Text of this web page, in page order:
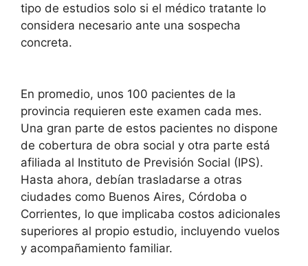
tipo de estudios solo si el médico tratante lo
considera necesario ante una sospecha
concreta.
En promedio, unos 100 pacientes de la
provincia requieren este examen cada mes.
Una gran parte de estos pacientes no dispone
de cobertura de obra social y otra parte está
afiliada al Instituto de Previsión Social (IPS).
Hasta ahora, debían trasladarse a otras
ciudades como Buenos Aires, Córdoba o
Corrientes, lo que implicaba costos adicionales
superiores al propio estudio, incluyendo vuelos
y acompañamiento familiar.